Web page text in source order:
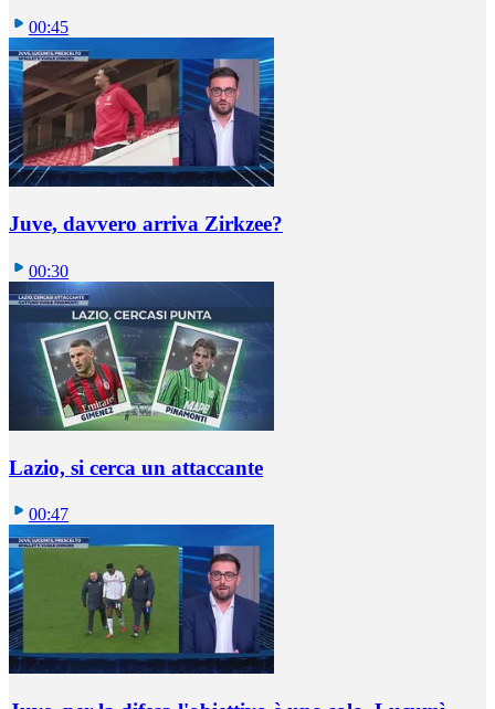
00:45
Juve, davvero arriva Zirkzee?
00:30
Lazio, si cerca un attaccante
00:47